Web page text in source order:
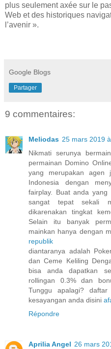
plus seulement axée sur le
Web et des historiques
l’avenir ».
Google Blogs
Partager
9 commentaires:
Meliodas 25 mars 2019
Nikmati serunya
permainan Domino
yang merupakan agen
Indonesia dengan
fairplay. Buat anda
sangat tepat sekali
dikarenakan tingkat
Selain itu banyak
mainkan hanya dengan
republik
diantaranya adalah
dan Ceme Keliling
bisa anda dapatkan
rollingan 0.3% dan
Tunggu apalagi?
kesayangan anda disini
Répondre
Aprilia Angel 26 mars